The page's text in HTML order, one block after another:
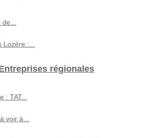
de...
Lozère :...
régionales
: TAT...
voir à...